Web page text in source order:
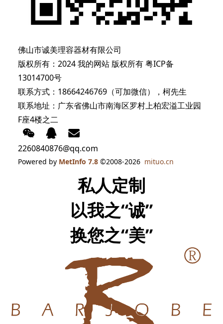
佛山市诚美理容器材有限公司
版权所有：2024 我的网站 版权所有粤ICP备
13014700号
联系方式：18664246769（可加微信），柯先生
联系地址：广东省佛山市南海区罗村上柏宏溢工业园
F座4楼之二
2260840876@qq.com
Powered by MetInfo 7.8 ©2008-2026 mituo.cn
私人定制
以我之“诚”
换您之“美”